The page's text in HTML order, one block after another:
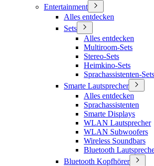
Entertainment
Alles entdecken
Sets
Alles entdecken
Multiroom-Sets
Stereo-Sets
Heimkino-Sets
Sprachassistenten-Sets
Smarte Lautsprecher
Alles entdecken
Sprachassistenten
Smarte Displays
WLAN Lautsprecher
WLAN Subwoofers
Wireless Soundbars
Bluetooth
Bluetooth Kopfhörer